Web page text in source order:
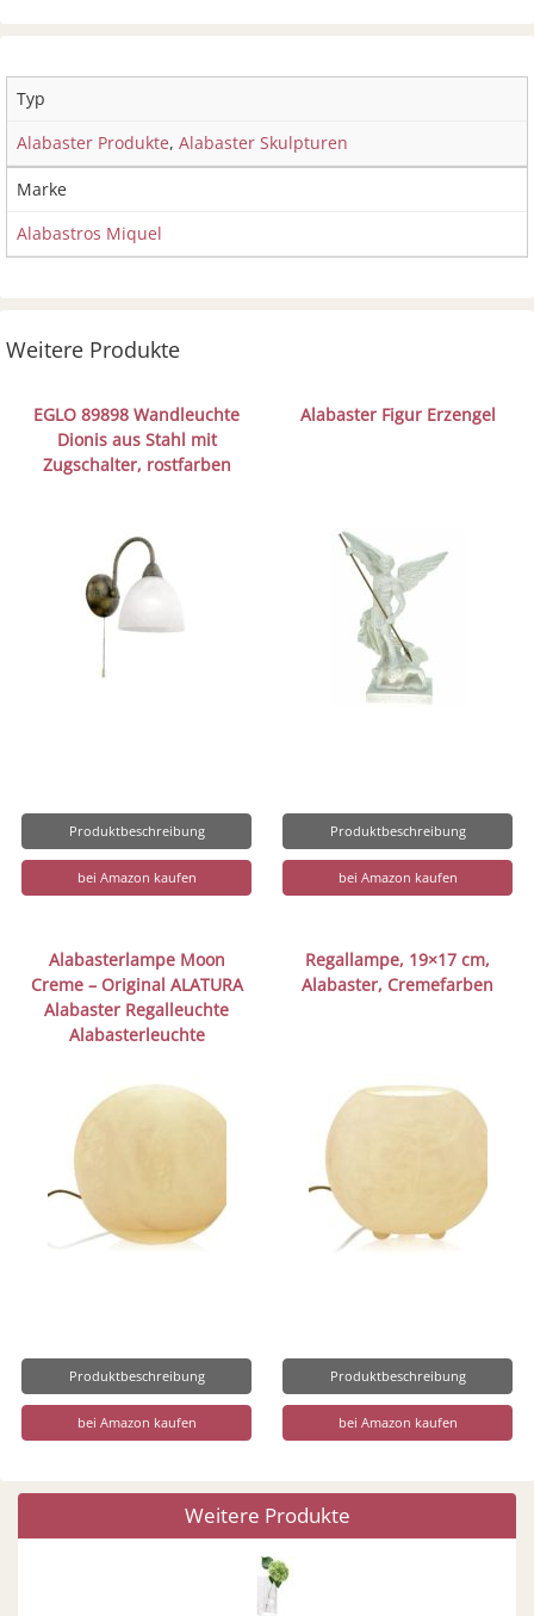
Typ
Alabaster Produkte, Alabaster Skulpturen
Marke
Alabastros Miquel
Weitere Produkte
EGLO 89898 Wandleuchte
Dionis aus Stahl mit
Zugschalter, rostfarben
Produktbeschreibung
bei Amazon kaufen
Alabaster Figur Erzengel
Produktbeschreibung
bei Amazon kaufen
Alabasterlampe Moon
Creme – Original ALATURA
Alabaster Regalleuchte
Alabasterleuchte
Produktbeschreibung
bei Amazon kaufen
Regallampe, 19×17 cm,
Alabaster, Cremefarben
Produktbeschreibung
bei Amazon kaufen
Weitere Produkte